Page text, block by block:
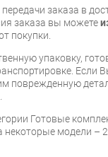
заказа в
заказа вы можете
покупки.
упаковку,
Если
поврежденную
.
Готовые
некоторые модели –